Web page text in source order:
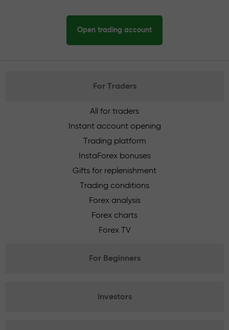
Open trading account
For Traders
All for traders
Instant account opening
Trading platform
InstaForex bonuses
Gifts for replenishment
Trading conditions
Forex analysis
Forex charts
Forex TV
For Beginners
Investors